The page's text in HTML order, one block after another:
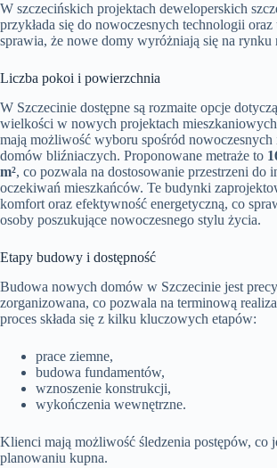
W szczecińskich projektach deweloperskich
przykłada się do nowoczesnych technologii
sprawia, że nowe domy wyróżniają się na rynku
Liczba pokoi i powierzchnia
W Szczecinie dostępne są rozmaite opcje
wielkości w nowych projektach
mają możliwość wyboru spośród nowoczesnych
domów bliźniaczych. Proponowane metraże to
m², co pozwala na dostosowanie przestrzeni do
oczekiwań mieszkańców. Te budynki
komfort oraz efektywność energetyczną, co
osoby poszukujące nowoczesnego stylu życia.
Etapy budowy i dostępność
Budowa nowych domów w Szczecinie jest
zorganizowana, co pozwala na terminową
proces składa się z kilku kluczowych etapów:
prace ziemne,
budowa fundamentów,
wznoszenie konstrukcji,
wykończenia wewnętrzne.
Klienci mają możliwość śledzenia postępów, co
planowaniu kupna.